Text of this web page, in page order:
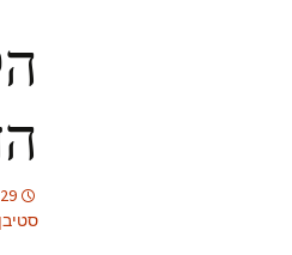
29 ביולי 2013